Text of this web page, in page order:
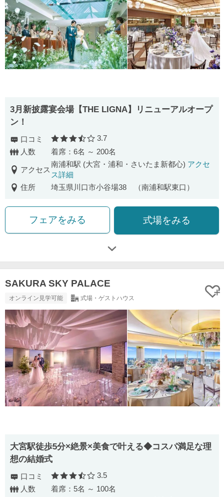
3月新披露宴会場【THE LIGNA】リニューアルオープ
ン！
口コミ 口コミ評価
3.7
人数
着席：6名 ～ 200名
アクセス
南浦和駅 (大宮・浦和・さいたま新都心) アクセ
ス詳細
住所
埼玉県川口市小谷場38 （南浦和駅東口）
フェアをみる 式場をみる
SAKURA SKY PALACE
オンライン見学可能 式場・ゲストハウス
大宮駅徒歩5分×絶景×美食で叶える◆コスパ満足な理
想の結婚式
口コミ 口コミ評価
3.5
人数
着席：5名 ～ 100名